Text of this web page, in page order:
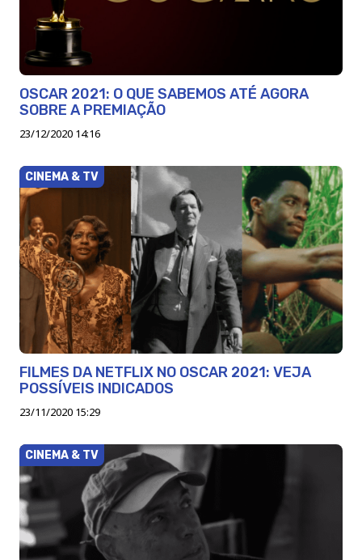
OSCAR 2021: O QUE SABEMOS ATÉ AGORA
SOBRE A PREMIAÇÃO
23/12/2020 14:16
CINEMA & TV
FILMES DA NETFLIX NO OSCAR 2021: VEJA
POSSÍVEIS INDICADOS
23/11/2020 15:29
CINEMA & TV